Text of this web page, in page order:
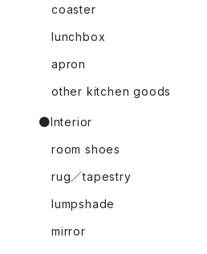
coaster
lunchbox
apron
other kitchen goods
●Interior
room shoes
rug／tapestry
lumpshade
mirror